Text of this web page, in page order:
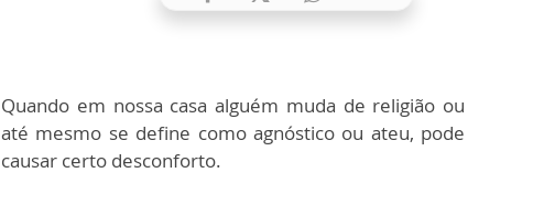
Quando em nossa casa alguém muda de religião ou
até mesmo se define como agnóstico ou ateu, pode
causar certo desconforto.